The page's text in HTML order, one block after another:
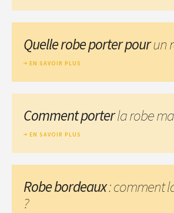
Quelle robe porter pourun
EN SAVOIR PLUS
Comment porterla robe
EN SAVOIR PLUS
Robe bordeaux: comment
?